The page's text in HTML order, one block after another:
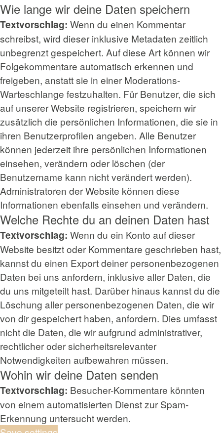
Wie lange wir deine Daten speichern
Textvorschlag: Wenn du einen Kommentar
schreibst, wird dieser inklusive Metadaten zeitlich
unbegrenzt gespeichert. Auf diese Art können wir
Folgekommentare automatisch erkennen und
freigeben, anstatt sie in einer Moderations-
Warteschlange festzuhalten. Für Benutzer, die sich
auf unserer Website registrieren, speichern wir
zusätzlich die persönlichen Informationen, die sie in
ihren Benutzerprofilen angeben. Alle Benutzer
können jederzeit ihre persönlichen Informationen
einsehen, verändern oder löschen (der
Benutzername kann nicht verändert werden).
Administratoren der Website können diese
Informationen ebenfalls einsehen und verändern.
Welche Rechte du an deinen Daten hast
Textvorschlag: Wenn du ein Konto auf dieser
Website besitzt oder Kommentare geschrieben hast,
kannst du einen Export deiner personenbezogenen
Daten bei uns anfordern, inklusive aller Daten, die
du uns mitgeteilt hast. Darüber hinaus kannst du die
Löschung aller personenbezogenen Daten, die wir
von dir gespeichert haben, anfordern. Dies umfasst
nicht die Daten, die wir aufgrund administrativer,
rechtlicher oder sicherheitsrelevanter
Notwendigkeiten aufbewahren müssen.
Wohin wir deine Daten senden
Textvorschlag: Besucher-Kommentare könnten
von einem automatisierten Dienst zur Spam-
Erkennung untersucht werden.